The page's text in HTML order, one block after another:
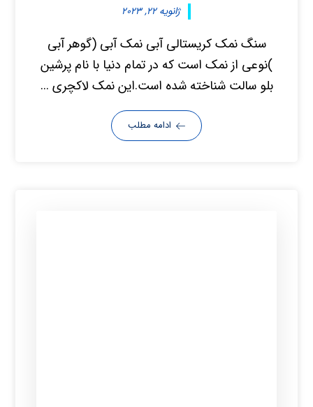
ژانویه ۲۲, ۲۰۲۳
سنگ نمک کریستالی آبی نمک آبی (گوهر آبی
)نوعی از نمک است که در تمام دنیا با نام پرشین
بلو سالت شناخته شده است.این نمک لاکچری ...
ادامه مطلب